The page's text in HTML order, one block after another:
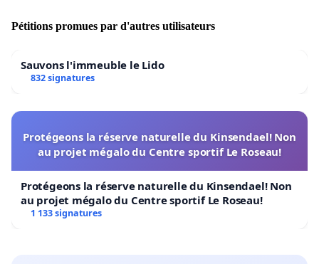
Pétitions promues par d'autres utilisateurs
Sauvons l'immeuble le Lido
832 signatures
Protégeons la réserve naturelle du Kinsendael! Non
au projet mégalo du Centre sportif Le Roseau!
Protégeons la réserve naturelle du Kinsendael! Non
au projet mégalo du Centre sportif Le Roseau!
1 133 signatures